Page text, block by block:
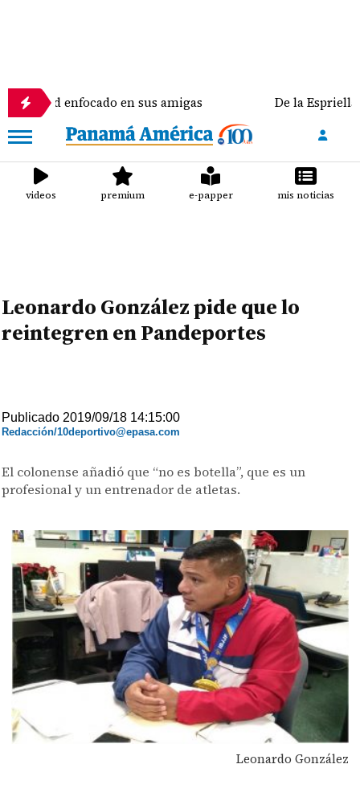
en sus amigas De la Espriella recibe
videos premium e-papper mis noticias
Leonardo González pide que lo
reintegren en Pandeportes
Publicado 2019/09/18 14:15:00
Redacción/10deportivo@epasa.com
El colonense añadió que “no es botella”, que es un
profesional y un entrenador de atletas.
Leonardo González